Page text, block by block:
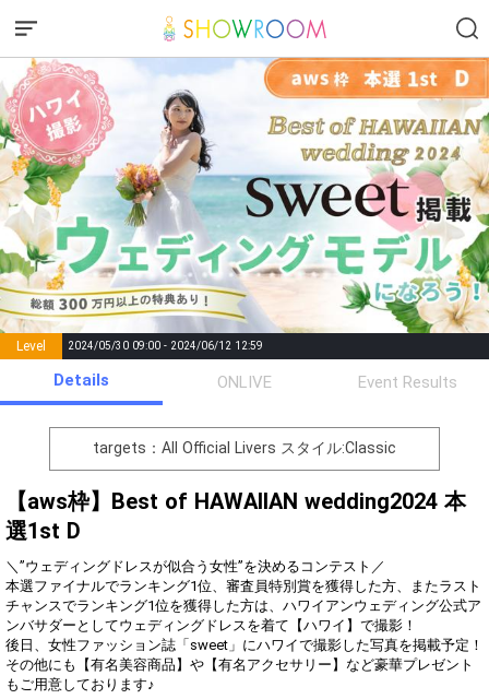
Level 2024/05/30 09:00 - 2024/06/12 12:59
Points List of Goal
number of
positions
Rema
Event Begins!
オリジナルアバター制作権獲
得！
Gifting
Throw gifts to the stage and join
the live performance.
First, try throwing free Stars
(once a day)! You can also charge
Show Gold to purchase gifts
(available from 1 JPY)! When you
continue to send gifts to the
You can post comments. Please
refrain from posting comments
that may offend performers or
other users.
Details ONLIVE Event Results
targets：All Official Livers スタイル:Classic
【aws枠】Best of HAWAIIAN wedding2024 本
選1st D
＼”ウェディングドレスが似合う女性”を決めるコンテスト／
本選ファイナルでランキング1位、審査員特別賞を獲得した方、またラスト
チャンスでランキング1位を獲得した方は、ハワイアンウェディング公式ア
ンバサダーとしてウェディングドレスを着て【ハワイ】で撮影！
後日、女性ファッション誌「sweet」にハワイで撮影した写真を掲載予定！
その他にも【有名美容商品】や【有名アクセサリー】など豪華プレゼント
もご用意しております♪